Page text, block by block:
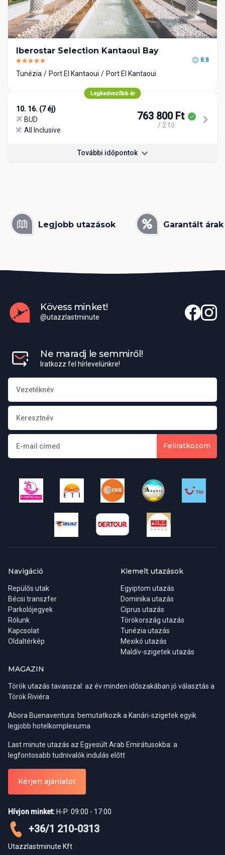
Iberostar Selection Kantaoui Bay
8.8
Tunézia Port El Kantaoui Port El Kantaoui
Legkedvezőbb ár
10. 16. (7 éj)
BUD
All Inclusive
763 800 Ft
/ 2 fő
További időpontok
Legjobb utazások Garantált árak
Kövess minket!
@utazzlastminute
Ne maradj le semmiről!
Iratkozz fel hírlevelünkre!
Feliratkozom
Navigáció
Repülős utak
Bécsi transzfer
Parkolójegyek
Rólunk
Kapcsolat
Oldaltérkép
Kiemelt utazások
Egyiptom utazás
Dominika utazás
Ciprus utazás
Törökország utazás
Tunézia utazás
Mexikó utazás
Maldív-szigetek utazás
MAGAZIN
Török utazás tavasszal: az év minden időszakában jó választás a
Török Riviéra
Abora Buenaventura: bemutatkozik a Kanári-szigetek egyik
legjobb hotelkomplexuma
Last minute utazás az Egyesült Arab Emirátusokba: a
legfontosabb tudnivalók indulás előtt
Kérjen ajánlatot
Hívjon minket: H-P: 09:00 - 17:00
+36/1 210-0313
Utazzlastminute Kft